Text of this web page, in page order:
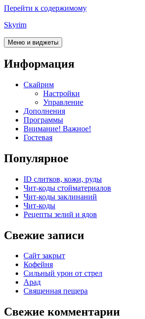
Перейти к содержимому
Skyrim
Меню и виджеты
Информация
Скайрим
Настройки
Управление
Дополнения
Программы
Внимание! Важное!
Гостевая
Популярное
ID слитков, кожи, руды
Чит-коды стойматериалов
Чит-коды заклинаний
Чит-коды
Рецепты зелий и ядов
Свежие записи
Сайт закрыт
Кофейня
Cильный урон от стрел
Арад
Священная пещера
Свежие комментарии